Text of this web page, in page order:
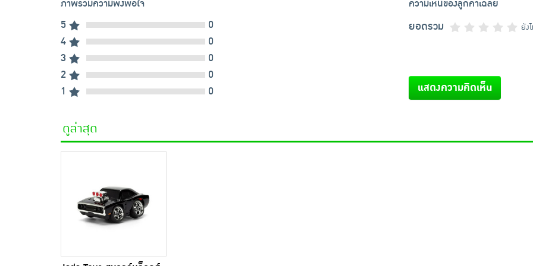
ภาพรวมความพึงพอใจ
5
0
4
0
3
0
2
0
1
0
ความเห็นของลูกค้าเฉลี่ย
ยอดรวม ยัง
แสดงความคิดเห็น
ดูล่าสุด